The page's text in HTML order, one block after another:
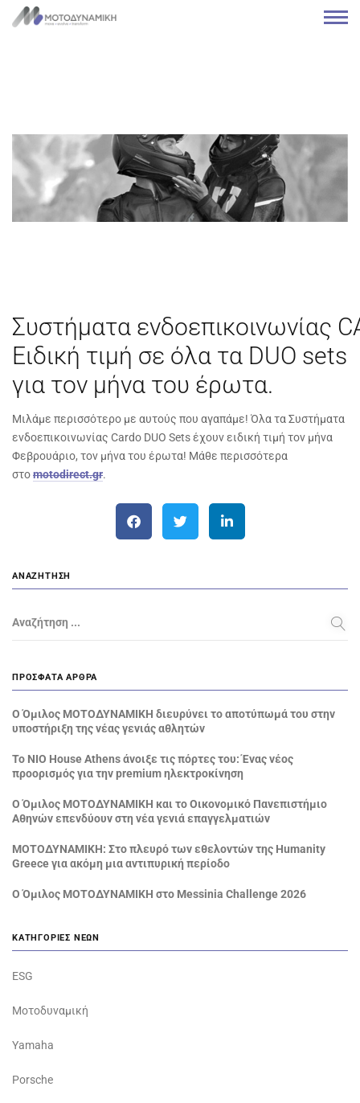
Συστήματα ενδοεπικοινωνίας
Ειδική τιμή σε όλα τα DUΟ sets
για τον μήνα του έρωτα.
Μιλάμε περισσότερο με αυτούς που αγαπάμε! Όλα τα Συστήματα
ενδοεπικοινωνίας Cardo DUO Sets έχουν ειδική τιμή τον μήνα
Φεβρουάριο, τον μήνα του έρωτα! Μάθε περισσότερα
στοmotodirect.gr.
ΑΝΑΖΉΤΗΣΗ
Αναζήτηση ...
ΠΡΌΣΦΑΤΑ ΆΡΘΡΑ
Ο Όμιλος ΜΟΤΟΔΥΝΑΜΙΚΗ διευρύνει το αποτύπωμά του στην
υποστήριξη της νέας γενιάς αθλητών
Το NIO House Athens άνοιξε τις πόρτες του: Ένας νέος
προορισμός για την premium ηλεκτροκίνηση
Ο Όμιλος ΜΟΤΟΔΥΝΑΜΙΚΗ και το Οικονομικό Πανεπιστήμιο
Αθηνών επενδύουν στη νέα γενιά επαγγελματιών
ΜΟΤΟΔΥΝΑΜΙΚΗ: Στο πλευρό των εθελοντών της Humanity
Greece για ακόμη μια αντιπυρική περίοδο
Ο Όμιλος ΜΟΤΟΔΥΝΑΜΙΚΗ στο Messinia Challenge 2026
ΚΑΤΗΓΟΡΊΕΣ ΝΈΩΝ
ESG
Μοτοδυναμική
Yamaha
Porsche